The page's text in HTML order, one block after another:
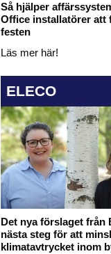
Så hjälper
Office installatörer att
festen
Läs mer här!
ELECO
Det nya förslaget från
nästa steg för att
klimatavtrycket inom